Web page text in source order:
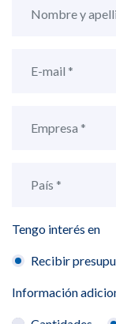
Tengo interés en
Recibir
Información